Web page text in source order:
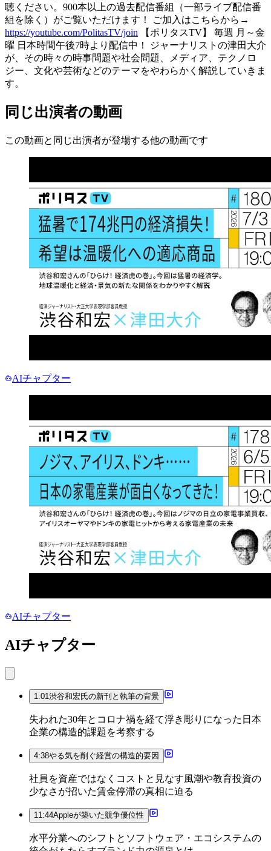
聴ください。900本以上の過去配信番組（一部ライブ配信番
組を除く）がご覧いただけます！ ご加入はこちらから→
https://youtube.com/PolitasTV/join 【ポリタスTV】 毎週 月～金
曜 日本時間午後7時より配信中！ ジャーナリストの津田大介
が、その時々の時事問題や社会問題、メディア、テクノロ
ジー、文化や芸術などのテーマをやわらかく解説していきま
す。
同じ出演者の動画
この動画と同じ出演者が登場する他の動画です
AIチャプター
AIチャプター
AIチャプター
1:01渋谷和宏氏の新刊と執筆の背景
失われた30年とコロナ禍を経て浮き彫りになった日本
企業の構造的課題を考察する
4:38やる気を削ぐ経営の構造的要因
社員を資産ではなくコストと見なす風潮や教育投資の
少なさが招いた賃金停滞の真相に迫る
11:44Appleが築いた競争優位性
水平分業へのシフトとソフトウェア・エコシステムの